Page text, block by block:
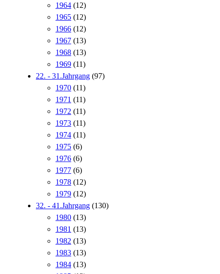
1964 (12)
1965 (12)
1966 (12)
1967 (13)
1968 (13)
1969 (11)
22. - 31.Jahrgang (97)
1970 (11)
1971 (11)
1972 (11)
1973 (11)
1974 (11)
1975 (6)
1976 (6)
1977 (6)
1978 (12)
1979 (12)
32. - 41.Jahrgang (130)
1980 (13)
1981 (13)
1982 (13)
1983 (13)
1984 (13)